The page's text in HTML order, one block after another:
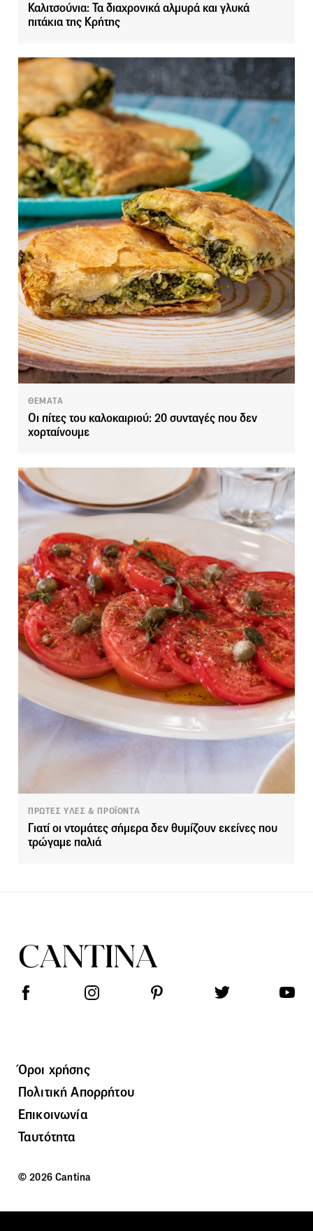
Καλιτσούνια: Τα διαχρονικά αλμυρά και γλυκά
πιτάκια της Κρήτης
ΘΕΜΑΤΑ
Οι πίτες του καλοκαιριού: 20 συνταγές που δεν
χορταίνουμε
ΠΡΩΤΕΣ ΥΛΕΣ & ΠΡΟΪΟΝΤΑ
Γιατί οι ντομάτες σήμερα δεν θυμίζουν εκείνες που
τρώγαμε παλιά
Όροι χρήσης
Πολιτική Απορρήτου
Επικοινωνία
Ταυτότητα
© 2026 Cantina